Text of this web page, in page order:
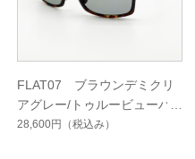
FLAT07 ブラウンデミクリ
アグレー/トゥルービューハ
ードマルチシングルコート
28,600円 （税込み）